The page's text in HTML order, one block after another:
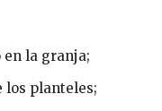
la granja;
los planteles;